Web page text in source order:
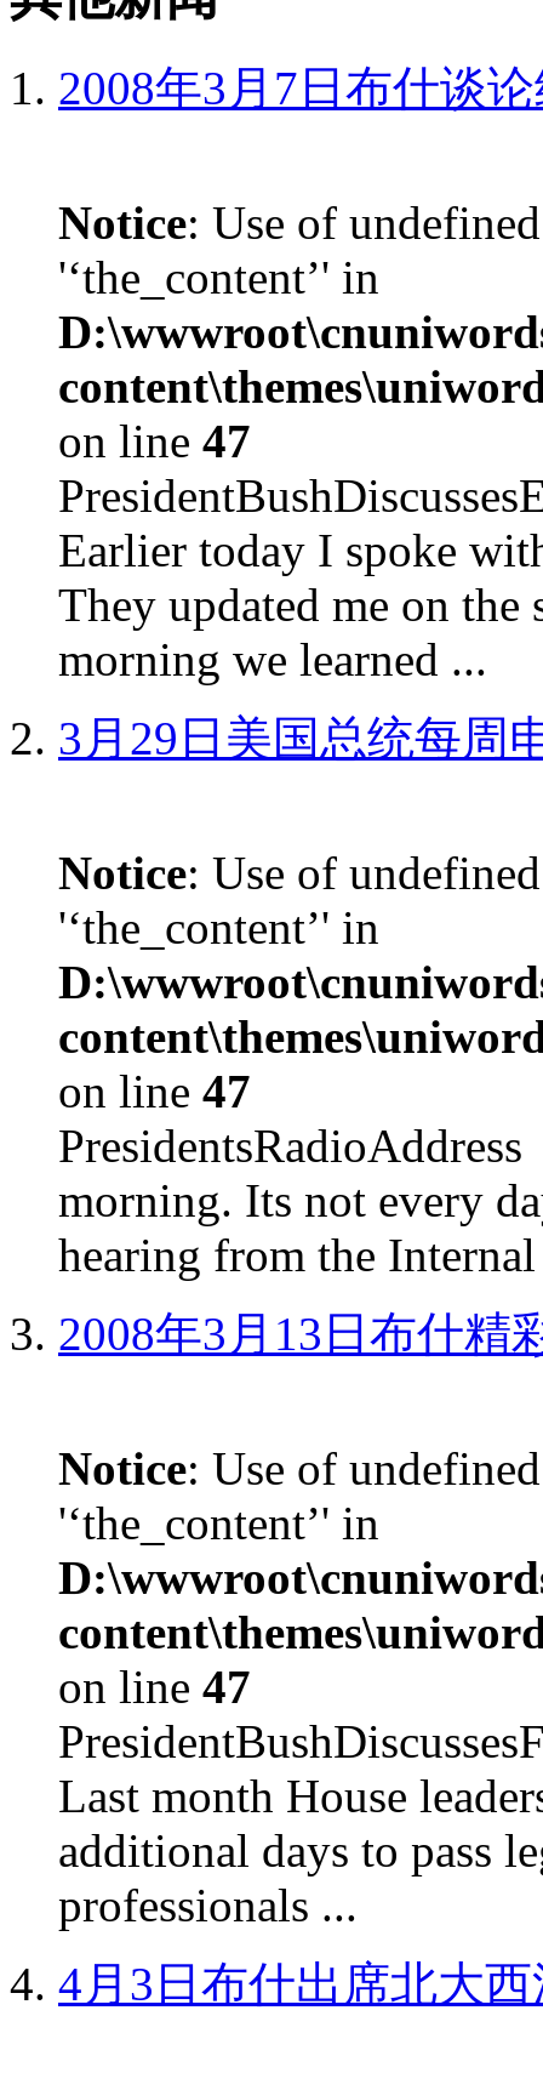
2008年3月7日布什谈
Notice: Use of
'‘the_content’' in
on line 47
Earlier today I spoke
They updated me on the
morning we learned ...
3月29日美国总统每周
Notice: Use of
'‘the_content’' in
on line 47
morning. Its not every
hearing from the
2008年3月13日布什精
Notice: Use of
'‘the_content’' in
on line 47
Last month House
additional days to pass
professionals ...
4月3日布什出席北大